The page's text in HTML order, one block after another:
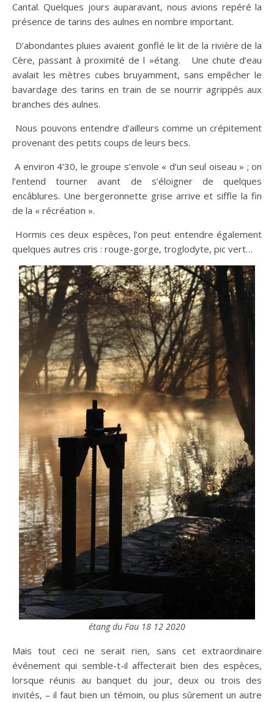
Cantal. Quelques jours auparavant, nous avions repéré la
présence de tarins des aulnes en nombre important.
D’abondantes pluies avaient gonflé le lit de la rivière de la
Cère, passant à proximité de l »étang. Une chute d’eau
avalait les mètres cubes bruyamment, sans empêcher le
bavardage des tarins en train de se nourrir agrippés aux
branches des aulnes.
Nous pouvons entendre d’ailleurs comme un crépitement
provenant des petits coups de leurs becs.
A environ 4’30, le groupe s’envole « d’un seul oiseau » ; on
l’entend tourner avant de s’éloigner de quelques
encâblures. Une bergeronnette grise arrive et siffle la fin
de la « récréation ».
Hormis ces deux espèces, l’on peut entendre également
quelques autres cris : rouge-gorge, troglodyte, pic vert…
étang du Fau 18 12 2020
Mais tout ceci ne serait rien, sans cet extraordinaire
événement qui semble-t-il affecterait bien des espèces,
lorsque réunis au banquet du jour, deux ou trois des
invités, – il faut bien un témoin, ou plus sûrement un autre